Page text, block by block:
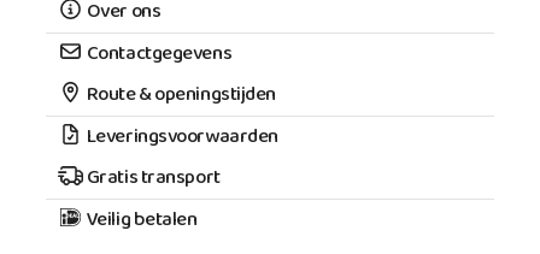
Over ons
Contactgegevens
Route & openingstijden
Leveringsvoorwaarden
Gratis transport
Veilig betalen